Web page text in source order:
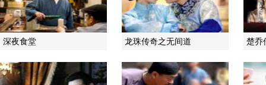
深夜食堂 龙珠传奇之无间道 楚乔